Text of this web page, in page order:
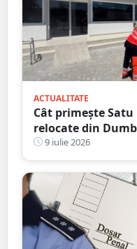
ACTUALITATE
Cât primește
relocate din
alocare din țară
9 iulie 2026